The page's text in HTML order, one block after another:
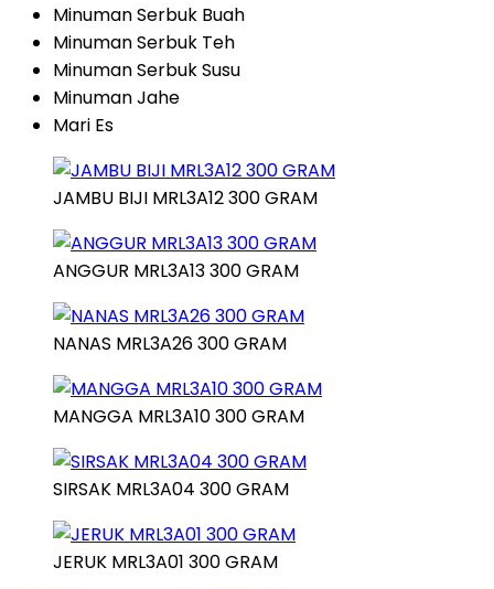
Minuman Serbuk Buah
Minuman Serbuk Teh
Minuman Serbuk Susu
Minuman Jahe
Mari Es
JAMBU BIJI MRL3A12 300 GRAM
ANGGUR MRL3A13 300 GRAM
NANAS MRL3A26 300 GRAM
MANGGA MRL3A10 300 GRAM
SIRSAK MRL3A04 300 GRAM
JERUK MRL3A01 300 GRAM